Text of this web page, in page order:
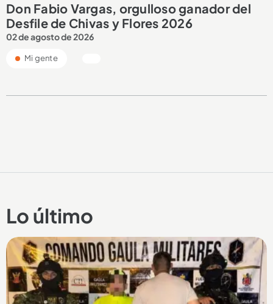
Don Fabio Vargas, orgulloso ganador del
Desfile de Chivas y Flores 2026
02 de agosto de 2026
Mi gente
Lo último